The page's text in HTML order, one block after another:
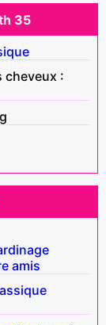
35
cheveux :
amis